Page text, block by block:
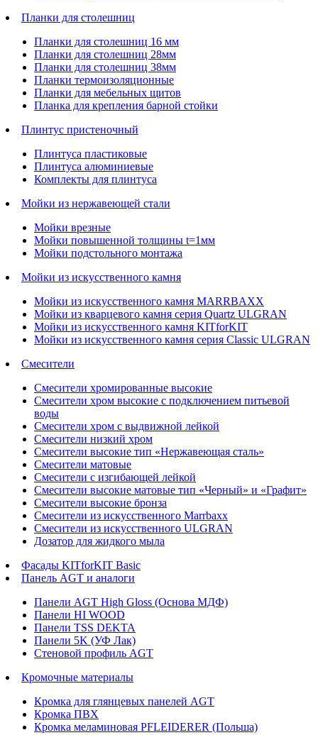
Планки для столешниц
Планки для столешниц 16 мм
Планки для столешниц 28мм
Планки для столешниц 38мм
Планки термоизоляционные
Планки для мебельных щитов
Планка для крепления барной стойки
Плинтус пристеночный
Плинтуса пластиковые
Плинтуса алюминиевые
Комплекты для плинтуса
Мойки из нержавеющей стали
Мойки врезные
Мойки повышенной толщины t=1мм
Мойки подстольного монтажа
Мойки из искусственного камня
Мойки из искусственного камня MARRBAXX
Мойки из кварцевого камня серия Quartz ULGRAN
Мойки из искусственного камня KITforKIT
Мойки из искусственного камня серия Classic ULGRAN
Смесители
Смесители хромированные высокие
Смесители хром высокие с подключением питьевой
воды
Смесители хром с выдвижной лейкой
Смесители низкий хром
Смесители высокие тип «Нержавеющая сталь»
Смесители матовые
Смесители с изгибающей лейкой
Смесители высокие матовые тип «Черный» и «Графит»
Смесители высокие бронза
Смесители из искусственного Marrbaxx
Смесители из искусственного ULGRAN
Дозатор для жидкого мыла
Фасады KITforKIT Basic
Панель AGT и аналоги
Панели AGT High Gloss (Основа МДФ)
Панели HI WOOD
Панели TSS DEKTA
Панели 5K (УФ Лак)
Стеновой профиль AGT
Кромочные материалы
Кромка для глянцевых панелей AGT
Кромка ПВХ
Кромка меламиновая PFLEIDERER (Польша)